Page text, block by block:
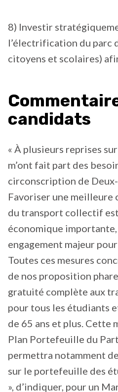
8) Investir
l’électrification du parc
citoyens et scolaires)
candidats
« À plusieurs reprises
m’ont fait part des
circonscription de
Favoriser une
du transport collectif
économique importante,
engagement majeur
Toutes ces mesures
de nos proposition
gratuité complète aux
pour tous les étudiants
de 65 ans et plus. Cette
Plan Portefeuille du
permettra notamment
sur le portefeuille des
», d’indiquer, pour un